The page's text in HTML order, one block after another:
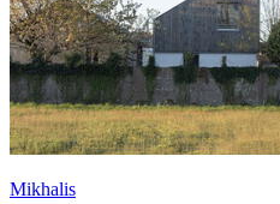
Mikhalis